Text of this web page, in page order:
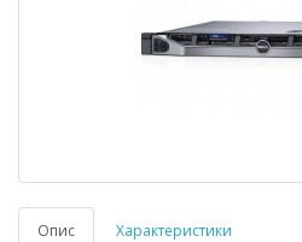
Опис Характеристики